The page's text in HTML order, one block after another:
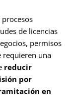
de licencias
permisos
requieren una
reducir
por
en